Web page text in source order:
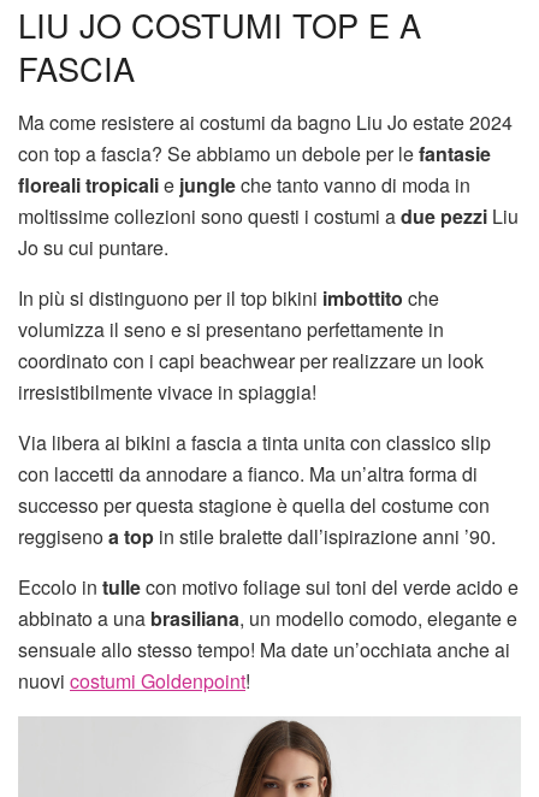
LIU JO COSTUMI TOP E A
FASCIA
Ma come resistere ai costumi da bagno Liu Jo estate 2024
con top a fascia? Se abbiamo un debole per lefantasie
floreali tropicalie jungleche tanto vanno di moda in
moltissime collezioni sono questi i costumi adue pezzi Liu
Jo su cui puntare.
In più si distinguono per il top bikini imbottito che
volumizza il seno e si presentano perfettamente in
coordinato con i capi beachwear per realizzare un look
irresistibilmente vivace in spiaggia!
Via libera ai bikini a fascia a tinta unita con classico slip
con laccetti da annodare a fianco. Ma un’altra forma di
successo per questa stagione è quella del costume con
reggisenoa top in stile bralette dall’ispirazione anni ’90.
Eccolo in tullecon motivo foliage sui toni del verde acido e
abbinato a una brasiliana, un modello comodo, elegante e
sensuale allo stesso tempo! Ma date un’occhiata anche ai
nuovi costumi Goldenpoint!